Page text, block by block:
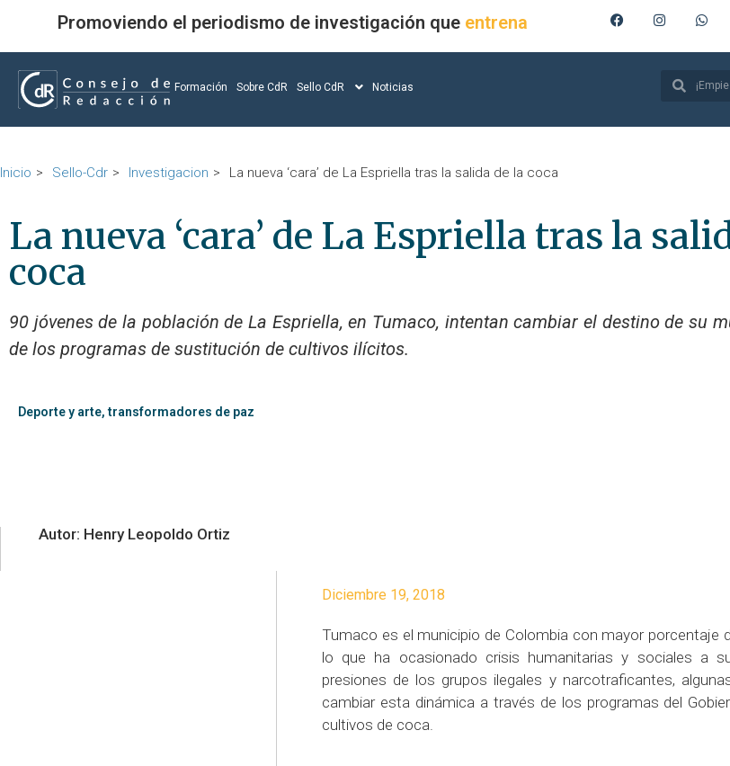
Promoviendo el periodismo de investigación que entrena
Formación Sobre CdR Sello CdR Noticias
Inicio Sello-Cdr Investigacion La nueva ‘cara’ de La Espriella tras la salida de la coca
La nueva ‘cara’ de La Espriella tras la
coca
90 jóvenes de la población de La Espriella, en Tumaco, intentan cambiar el destino de su
de los programas de sustitución de cultivos ilícitos.
Deporte y arte, transformadores de paz
Autor: Henry Leopoldo Ortiz
Diciembre 19, 2018
Tumaco es el municipio de Colombia con mayor porcentaje
lo que ha ocasionado crisis humanitarias y sociales a
presiones de los grupos ilegales y narcotraficantes,
cambiar esta dinámica a través de los programas del
cultivos de coca.